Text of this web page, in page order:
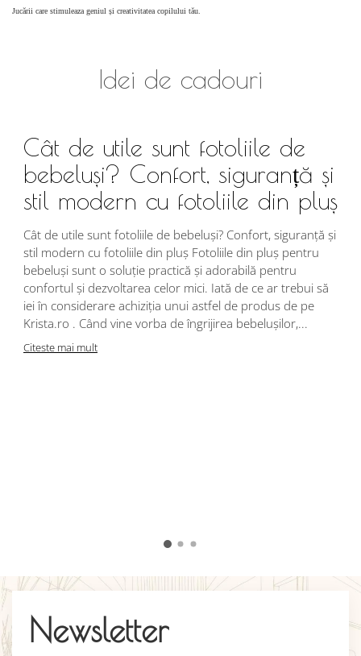
Jucării care stimuleaza geniul și creativitatea copilului tău.
Idei de cadouri
Cât de utile sunt fotoliile de
bebeluși? Confort, siguranță și
stil modern cu fotoliile din pluș
Cât de utile sunt fotoliile de bebeluși? Confort, siguranță și
stil modern cu fotoliile din pluș Fotoliile din pluș pentru
bebeluși sunt o soluție practică și adorabilă pentru
confortul și dezvoltarea celor mici. Iată de ce ar trebui să
iei în considerare achiziția unui astfel de produs de pe
Krista.ro . Când vine vorba de îngrijirea bebelușilor,...
Citeste mai mult
Newsletter